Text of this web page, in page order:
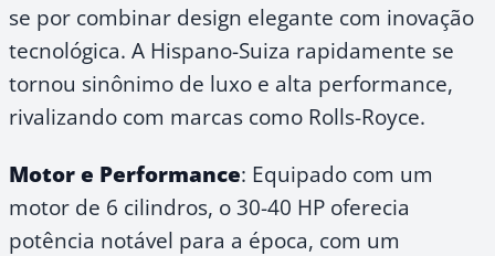
se por combinar design elegante com inovação
tecnológica. A Hispano-Suiza rapidamente se
tornou sinônimo de luxo e alta performance,
rivalizando com marcas como Rolls-Royce.
Motor e Performance: Equipado com um
motor de 6 cilindros, o 30-40 HP oferecia
potência notável para a época, com um